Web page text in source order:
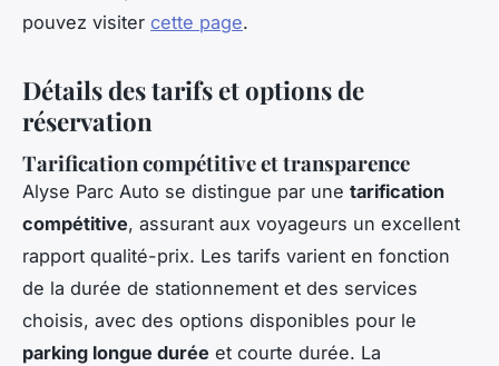
pouvez visiter cette page.
Détails des tarifs et options de
réservation
Tarification compétitive et transparence
Alyse Parc Auto se distingue par une tarification
compétitive, assurant aux voyageurs un excellent
rapport qualité-prix. Les tarifs varient en fonction
de la durée de stationnement et des services
choisis, avec des options disponibles pour le
parking longue durée et courte durée. La